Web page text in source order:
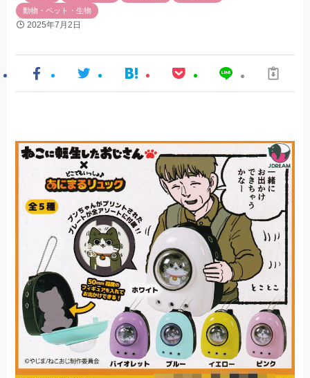
動物・ペット・生物
2025年7月2日